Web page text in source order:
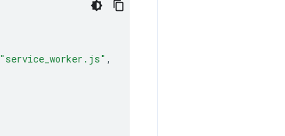
"service_worker.js" ,